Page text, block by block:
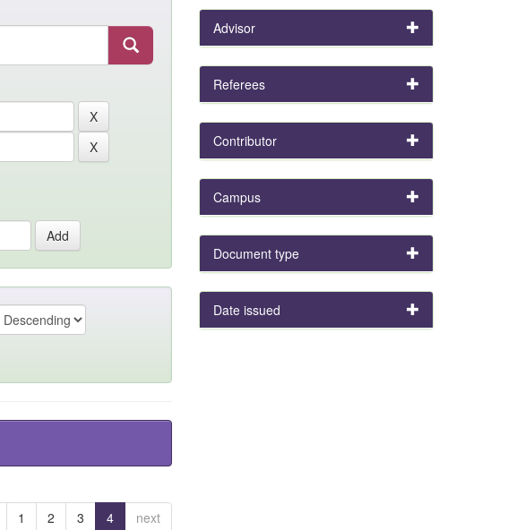
1 2 3 4 next
Advisor
Referees
Contributor
Campus
Document type
Date issued